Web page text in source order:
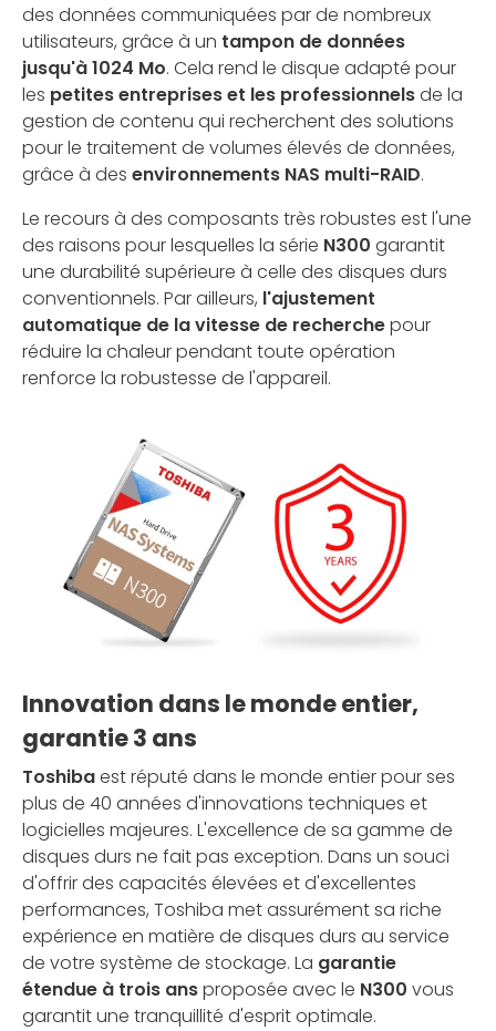
des données communiquées par de nombreux
utilisateurs, grâce à un tampon de données
jusqu'à 1024 Mo. Cela rend le disque adapté pour
les petites entreprises et les professionnelsde la
gestion de contenu qui recherchent des solutions
pour le traitement de volumes élevés de données,
grâce à des environnements NAS multi-RAID.
Le recours à des composants très robustes est l'une
des raisons pour lesquelles la série N300 garantit
une durabilité supérieure à celle des disques durs
conventionnels. Par ailleurs, l'ajustement
automatique de la vitesse de recherchepour
réduire la chaleur pendant toute opération
renforce la robustesse de l'appareil.
Innovation dans le monde entier,
garantie 3 ans
Toshibaest réputé dans le monde entier pour ses
plus de 40 années d'innovations techniques et
logicielles majeures. L'excellence de sa gamme de
disques durs ne fait pas exception. Dans un souci
d'offrir des capacités élevées et d'excellentes
performances, Toshiba met assurément sa riche
expérience en matière de disques durs au service
de votre système de stockage. La garantie
étendue à trois ansproposée avec le N300 vous
garantit une tranquillité d'esprit optimale.